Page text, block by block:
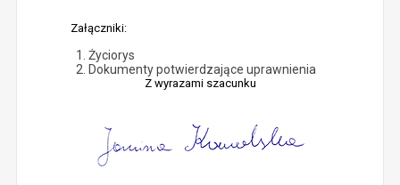
Załączniki:
Życiorys
Dokumenty potwierdzające uprawnienia
Z wyrazami szacunku